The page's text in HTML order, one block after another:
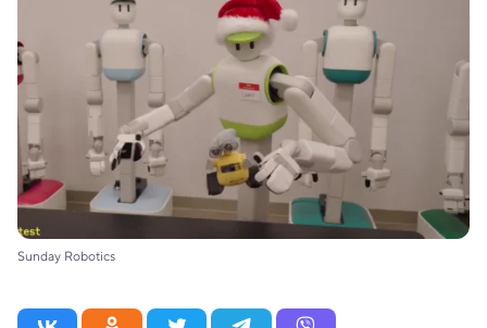
Sunday Robotics